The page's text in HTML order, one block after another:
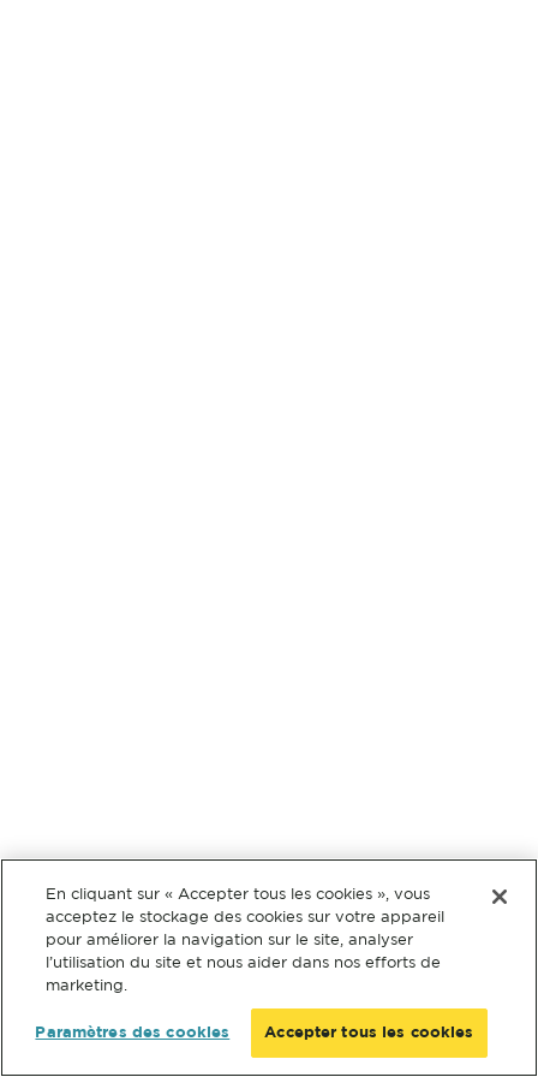
En cliquant sur « Accepter tous les cookies », vous
acceptez le stockage des cookies sur votre appareil
pour améliorer la navigation sur le site, analyser
l’utilisation du site et nous aider dans nos efforts de
marketing.
Paramètres des cookies Accepter tous les cookies